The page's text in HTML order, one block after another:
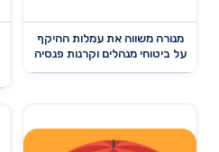
מנורה משווה את עמלות ההיקף
על ביטוחי מנהלים וקרנות פנסיה